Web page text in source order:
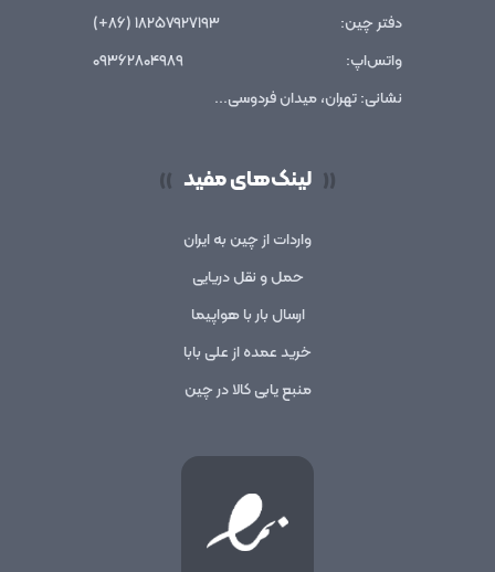
دفتر چین:
۱۸۲۵۷۹۲۷۱۹۳ (۸۶+)
واتس‌اپ:
۰۹۳۶۲۸۰۴۹۸۹
نشانی: تهران، میدان فردوسی...
(( لینک‌های مفید ))
واردات از چین به ایران
حمل و نقل دریایی
ارسال بار با هواپیما
خرید عمده از علی بابا
منبع یابی کالا در چین